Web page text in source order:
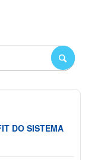
DO SISTEMA